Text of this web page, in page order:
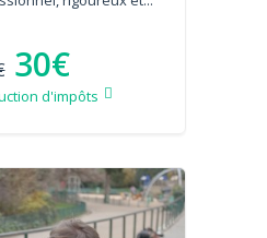
30€
d'impôts